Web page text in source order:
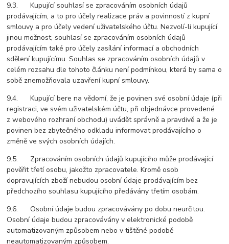
9.3. Kupující souhlasí se zpracováním osobních údajů
prodávajícím, a to pro účely realizace práv a povinností z kupní
smlouvy a pro účely vedení uživatelského účtu. Nezvolí-li kupující
jinou možnost, souhlasí se zpracováním osobních údajů
prodávajícím také pro účely zasílání informací a obchodních
sdělení kupujícímu. Souhlas se zpracováním osobních údajů v
celém rozsahu dle tohoto článku není podmínkou, která by sama o
sobě znemožňovala uzavření kupní smlouvy.
9.4. Kupující bere na vědomí, že je povinen své osobní údaje (při
registraci, ve svém uživatelském účtu, při objednávce provedené
z webového rozhraní obchodu) uvádět správně a pravdivě a že je
povinen bez zbytečného odkladu informovat prodávajícího o
změně ve svých osobních údajích.
9.5. Zpracováním osobních údajů kupujícího může prodávající
pověřit třetí osobu, jakožto zpracovatele. Kromě osob
dopravujících zboží nebudou osobní údaje prodávajícím bez
předchozího souhlasu kupujícího předávány třetím osobám.
9.6. Osobní údaje budou zpracovávány po dobu neurčitou.
Osobní údaje budou zpracovávány v elektronické podobě
automatizovaným způsobem nebo v tištěné podobě
neautomatizovaným způsobem.